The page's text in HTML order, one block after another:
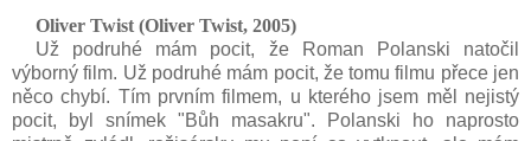
Oliver Twist (Oliver Twist, 2005)
Už podruhé mám pocit, že Roman Polanski natočil
výborný film. Už podruhé mám pocit, že tomu filmu přece jen
něco chybí. Tím prvním filmem, u kterého jsem měl nejistý
pocit, byl snímek "Bůh masakru". Polanski ho naprosto